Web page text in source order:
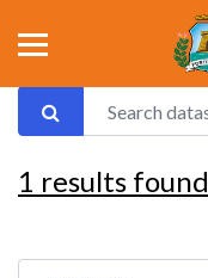
1 results found